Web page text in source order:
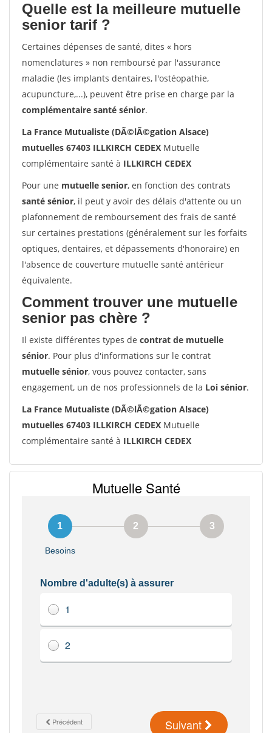
Quelle est la meilleure mutuelle
senior tarif ?
Certaines dépenses de santé, dites « hors
nomenclatures » non remboursé par l'assurance
maladie (les implants dentaires, l'ostéopathie,
acupuncture,...), peuvent être prise en charge par la
complémentaire santé sénior.
La France Mutualiste (DÃ©lÃ©gation Alsace)
mutuelles 67403 ILLKIRCH CEDEX Mutuelle
complémentaire santé à ILLKIRCH CEDEX
Pour une mutuelle senior, en fonction des contrats
santé sénior, il peut y avoir des délais d'attente ou un
plafonnement de remboursement des frais de santé
sur certaines prestations (généralement sur les forfaits
optiques, dentaires, et dépassements d'honoraire) en
l'absence de couverture mutuelle santé antérieur
équivalente.
Comment trouver une mutuelle
senior pas chère ?
Il existe différentes types de contrat de mutuelle
sénior. Pour plus d'informations sur le contrat
mutuelle sénior, vous pouvez contacter, sans
engagement, un de nos professionnels de la Loi sénior.
La France Mutualiste (DÃ©lÃ©gation Alsace)
mutuelles 67403 ILLKIRCH CEDEX Mutuelle
complémentaire santé à ILLKIRCH CEDEX